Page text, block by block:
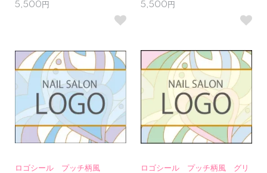
5,500円
5,500円
ロゴシール プッチ柄風
ロゴシール プッチ柄風 グリ